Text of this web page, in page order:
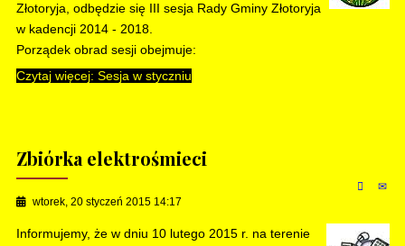
Złotoryja, odbędzie się III sesja Rady Gminy Złotoryja
w kadencji 2014 - 2018.
Porządek obrad sesji obejmuje:
Czytaj więcej: Sesja w styczniu
Zbiórka elektrośmieci
wtorek, 20 styczeń 2015 14:17
Informujemy, że w dniu 10 lutego 2015 r. na terenie